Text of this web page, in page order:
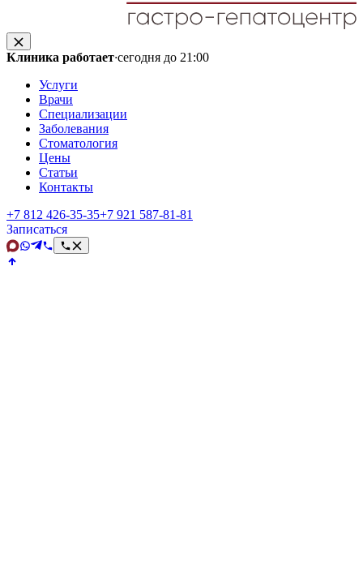
Клиника работает·сегодня до 21:00
Услуги
Врачи
Специализации
Заболевания
Стоматология
Цены
Статьи
Контакты
+7 812 426‑35‑35+7 921 587‑81‑81
Записаться